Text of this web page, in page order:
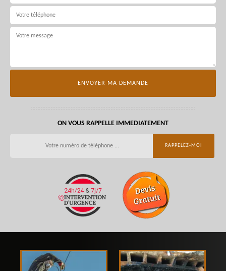
ON VOUS RAPPELLE IMMEDIATEMENT